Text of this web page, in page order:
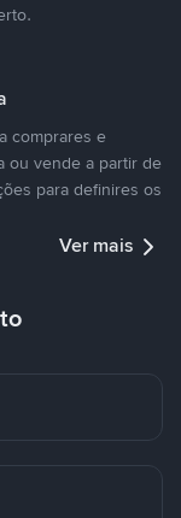
comprares e
ou vende a partir de
para definires os
Ver mais